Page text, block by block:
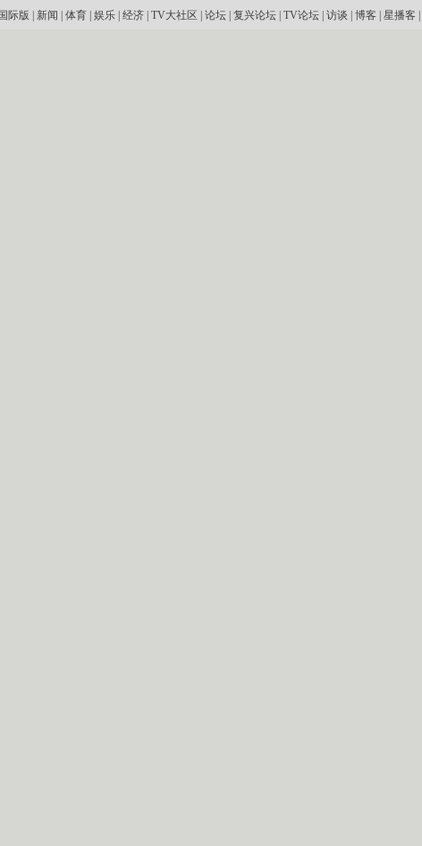
国际版 新闻 体育| 娱乐| 经济| TV大社区 论坛| 复兴论坛| TV论坛| 访谈 博客 星播客